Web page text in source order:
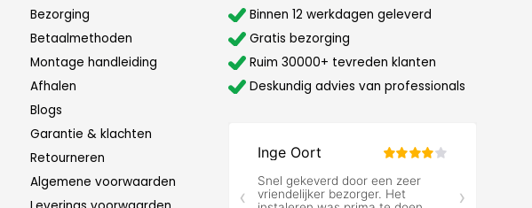
Bezorging
Betaalmethoden
Montage handleiding
Afhalen
Blogs
Garantie & klachten
Retourneren
Algemene voorwaarden
Binnen 12 werkdagen geleverd
Gratis bezorging
Ruim 30000+ tevreden klanten
Deskundig advies van professionals